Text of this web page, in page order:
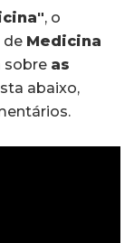
, o
de Medicina
sobre as
abaixo,